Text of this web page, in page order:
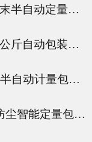
10-50公斤玉米粉末半自动定量包装秤厂家
超细粉粉末10-50公斤自动包装秤厂家
面粉粉末20-50kg半自动计量包装秤厂家
铁粉粉末5-30kg防尘智能定量包装秤厂家